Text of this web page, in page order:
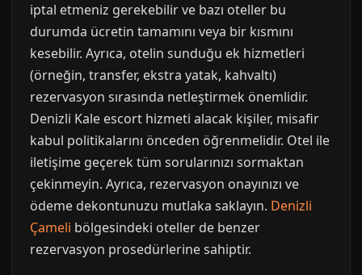
iptal etmeniz gerekebilir ve bazı oteller bu
durumda ücretin tamamını veya bir kısmını
kesebilir. Ayrıca, otelin sunduğu ek hizmetleri
(örneğin, transfer, ekstra yatak, kahvaltı)
rezervasyon sırasında netleştirmek önemlidir.
Denizli Kale escort hizmeti alacak kişiler, misafir
kabul politikalarını önceden öğrenmelidir. Otel ile
iletişime geçerek tüm sorularınızı sormaktan
çekinmeyin. Ayrıca, rezervasyon onayınızı ve
ödeme dekontunuzu mutlaka saklayın. Denizli
Çameli bölgesindeki oteller de benzer
rezervasyon prosedürlerine sahiptir.